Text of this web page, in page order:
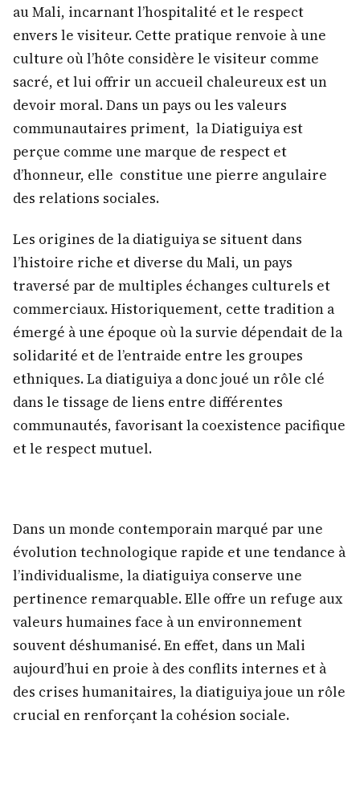
au Mali, incarnant l’hospitalité et le respect
envers le visiteur. Cette pratique renvoie à une
culture où l’hôte considère le visiteur comme
sacré, et lui offrir un accueil chaleureux est un
devoir moral. Dans un pays ou les valeurs
communautaires priment, la Diatiguiya est
perçue comme une marque de respect et
d’honneur, elle constitue une pierre angulaire
des relations sociales.
Les origines de la diatiguiya se situent dans
l’histoire riche et diverse du Mali, un pays
traversé par de multiples échanges culturels et
commerciaux. Historiquement, cette tradition a
émergé à une époque où la survie dépendait de la
solidarité et de l’entraide entre les groupes
ethniques. La diatiguiya a donc joué un rôle clé
dans le tissage de liens entre différentes
communautés, favorisant la coexistence pacifique
et le respect mutuel.
Dans un monde contemporain marqué par une
évolution technologique rapide et une tendance à
l’individualisme, la diatiguiya conserve une
pertinence remarquable. Elle offre un refuge aux
valeurs humaines face à un environnement
souvent déshumanisé. En effet, dans un Mali
aujourd’hui en proie à des conflits internes et à
des crises humanitaires, la diatiguiya joue un rôle
crucial en renforçant la cohésion sociale.